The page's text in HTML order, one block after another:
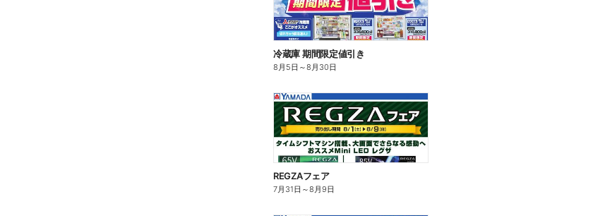
冷蔵庫 期間限定値引き
8月5日 ～8月30日
REGZAフェア
7月31日 ～8月9日